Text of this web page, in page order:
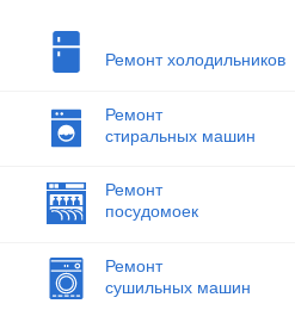
Ремонт холодильников
Ремонт
стиральных машин
Ремонт
посудомоек
Ремонт
сушильных машин